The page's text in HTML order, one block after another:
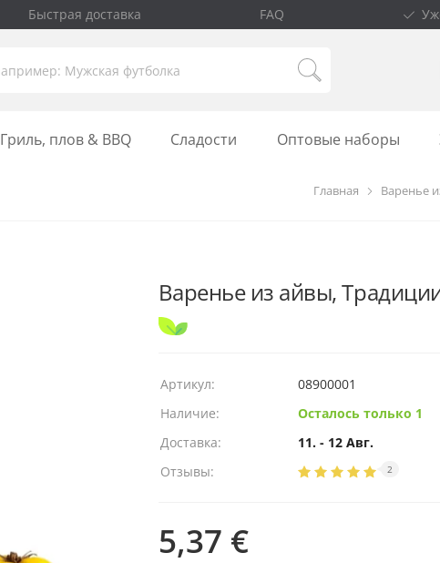
Быстрая доставка FAQ
Гриль, плов & BBQ Сладости Оптовые наборы
Главная Варенье
Варенье из айвы,
Артикул:
08900001
Наличие:
Осталось только 1
Доставка:
11. - 12 Авг.
Отзывы:
2
5,37 €